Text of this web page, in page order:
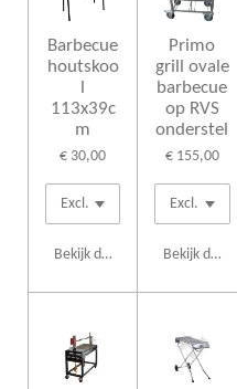
Barbecue
houtskoo
113x39c
m
€ 30,00
Bekijk details
Primo
grill ovale
barbecue
op RVS
onderstel
€ 155,00
Bekijk details